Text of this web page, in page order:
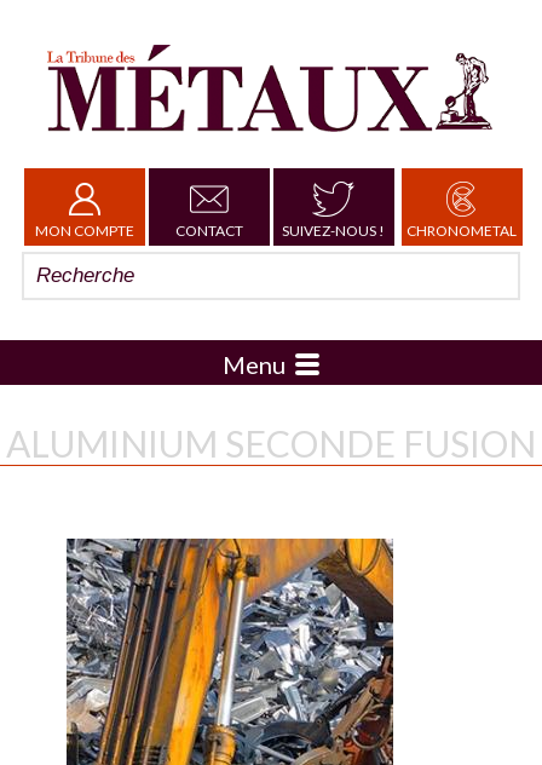
MON COMPTE CONTACT SUIVEZ-NOUS ! CHRONOMETAL
Menu
ALUMINIUM SECONDE FUSION